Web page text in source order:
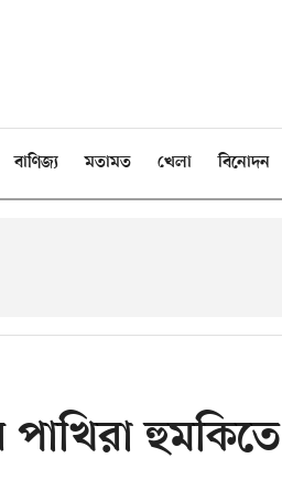
বাণিজ্য মতামত খেলা বিনোদন
পাখিরা হুমকিতে